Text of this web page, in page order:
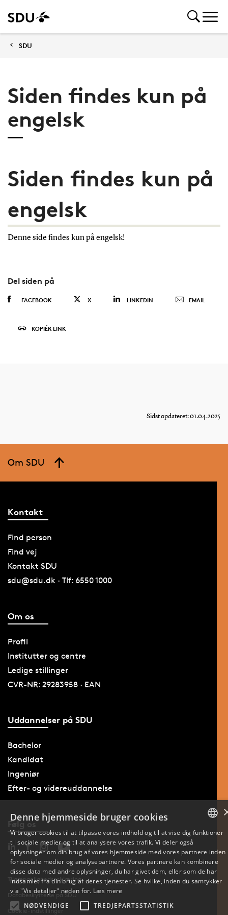
SDU
Siden findes kun på
engelsk
Siden findes kun på
engelsk
Denne side findes kun på engelsk!
Del siden på
FACEBOOK X LINKEDIN EMAIL
KOPIÉR LINK
Sidst opdateret: 01.04.2025
Om SDU
Kontakt
Find person
Find vej
Kontakt SDU
sdu@sdu.dk · Tlf: 6550 1000
Om os
Profil
Institutter og centre
Ledige stillinger
CVR-NR: 29283958 · EAN
Uddannelser på SDU
Bachelor
Kandidat
Ingeniør
Efter- og videreuddannelse
Følg os
Tilgængelighedserklæring
Databeskyttelse på SDU
Cookie-indstillinger
ENGLISH
Denne hjemmeside bruger cookies
Vi bruger cookies til at tilpasse vores indhold og til at vise dig funktioner
til sociale medier og til at analysere vores trafik. Vi deler også
oplysninger om din brug af vores hjemmeside med vores partnere inden
for sociale medier og analysepartnere. Vores partnere kan kombinere
disse data med andre oplysninger, du har givet dem, eller som de har
indsamlet fra din brug af deres tjenester. Se hvilke, inden du samtykker
via "Vis detaljer" neden for. Læs mere
NØDVENDIGE
TREDJEPARTSSTATISTIK